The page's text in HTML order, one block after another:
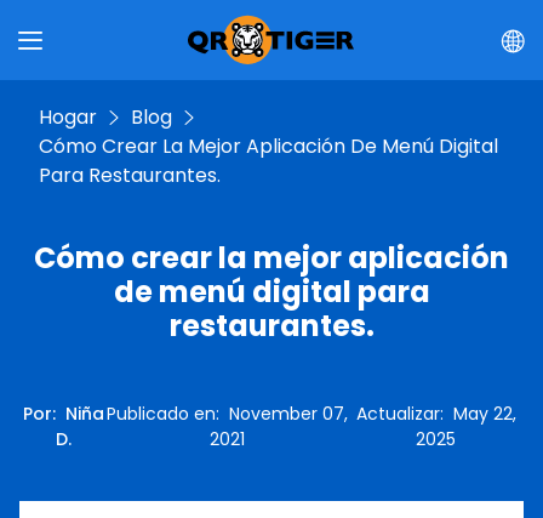
Hogar
Blog
Cómo Crear La Mejor Aplicación De Menú Digital
Para Restaurantes.
Cómo crear la mejor aplicación
de menú digital para
restaurantes.
Por: Niña
D.
Publicado en:November 07,
2021
Actualizar: May 22,
2025